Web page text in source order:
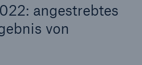
angestrebtes
von